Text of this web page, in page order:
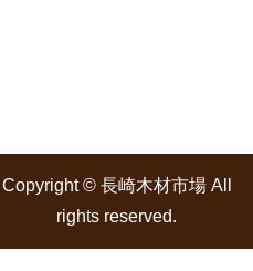
Copyright © 長崎木材市場 All
rights reserved.